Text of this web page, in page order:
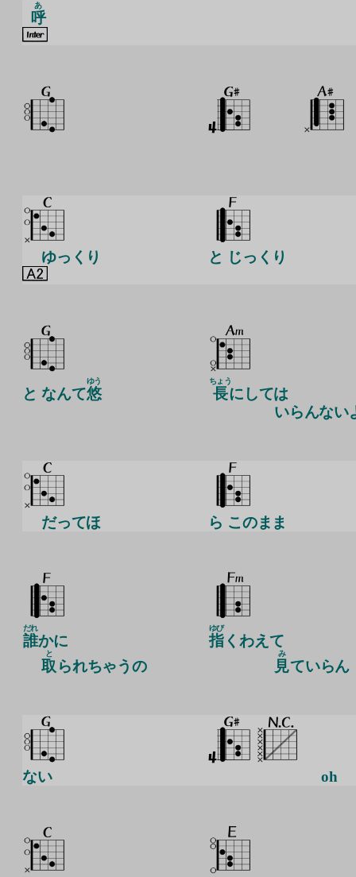
呼
あ
ゆっくり と じっくり
と なんて悠
ゆう
長
ちょう
にしては
いらんない
だってほ ら このまま
誰
だれ
かに
取
と
られちゃうの
指
ゆび
くわえて
見
み
ていらん
ない oh